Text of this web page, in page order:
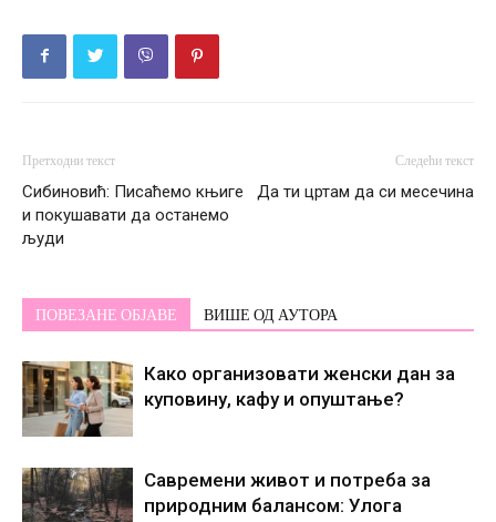
Претходни текст
Сибиновић: Писаћемо књиге
и покушавати да останемо
људи
Следећи текст
Да ти цртам да си месечина
ПОВЕЗАНЕ ОБЈАВЕ ВИШЕ ОД АУТОРА
Како организовати женски дан за
куповину, кафу и опуштање?
Савремени живот и потреба за
природним балансом: Улога